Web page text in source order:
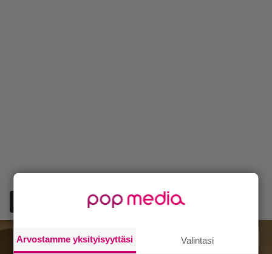
Lisää Episodi Googlen suosituksi lähteeksi
Arvostamme yksityisyyttäsi Valintasi